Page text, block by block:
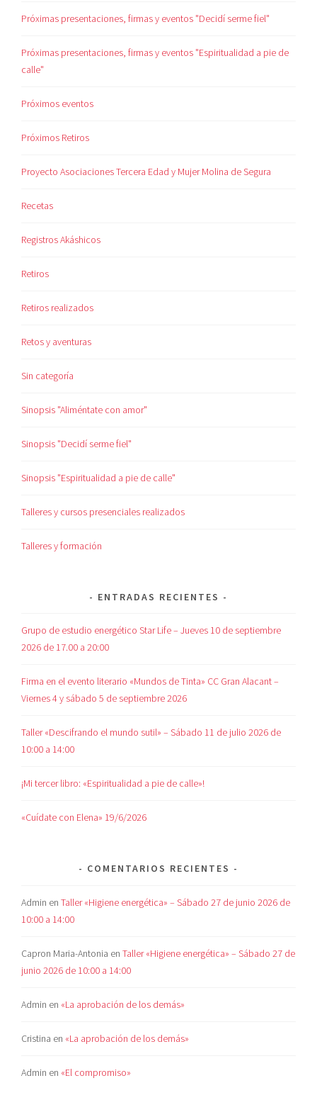
Próximas presentaciones, firmas y eventos "Decidí serme fiel"
Próximas presentaciones, firmas y eventos "Espiritualidad a pie de
calle"
Próximos eventos
Próximos Retiros
Proyecto Asociaciones Tercera Edad y Mujer Molina de Segura
Recetas
Registros Akáshicos
Retiros
Retiros realizados
Retos y aventuras
Sin categoría
Sinopsis "Aliméntate con amor"
Sinopsis "Decidí serme fiel"
Sinopsis "Espiritualidad a pie de calle"
Talleres y cursos presenciales realizados
Talleres y formación
ENTRADAS RECIENTES
Grupo de estudio energético Star Life – Jueves 10 de septiembre
2026 de 17.00 a 20:00
Firma en el evento literario «Mundos de Tinta» CC Gran Alacant –
Viernes 4 y sábado 5 de septiembre 2026
Taller «Descifrando el mundo sutil» – Sábado 11 de julio 2026 de
10:00 a 14:00
¡Mi tercer libro: «Espiritualidad a pie de calle»!
«Cuídate con Elena» 19/6/2026
COMENTARIOS RECIENTES
Admin enTaller «Higiene energética» – Sábado 27 de junio 2026 de
10:00 a 14:00
Capron Maria-Antonia enTaller «Higiene energética» – Sábado 27 de
junio 2026 de 10:00 a 14:00
Admin en «La aprobación de los demás»
Cristina en «La aprobación de los demás»
Admin en «El compromiso»